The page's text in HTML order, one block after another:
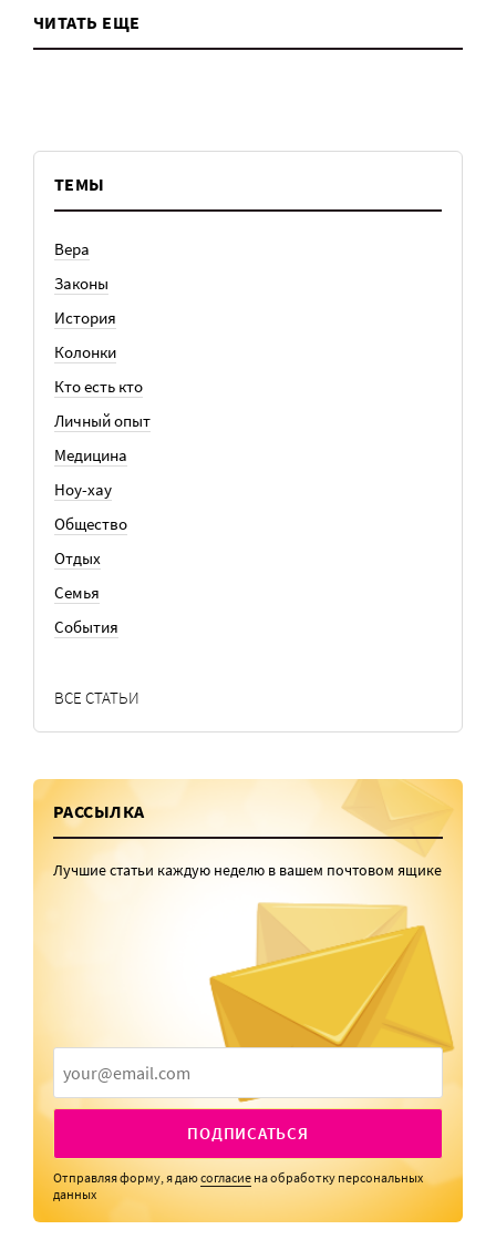
ЧИТАТЬ ЕЩЕ
ТЕМЫ
Вера
Законы
История
Колонки
Кто есть кто
Личный опыт
Медицина
Ноу-хау
Общество
Отдых
Семья
События
ВСЕ СТАТЬИ
РАССЫЛКА
Лучшие статьи каждую неделю в вашем почтовом ящике
ПОДПИСАТЬСЯ
Отправляя форму, я даюсогласие на обработку персональных
данных